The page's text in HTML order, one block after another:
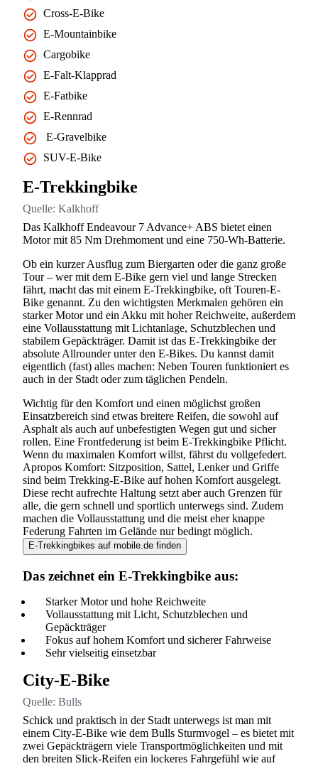
Cross-E-Bike
E-Mountainbike
Cargobike
E-Falt-Klapprad
E-Fatbike
E-Rennrad
E-Gravelbike
SUV-E-Bike
E-Trekkingbike
Quelle: Kalkhoff
Das Kalkhoff Endeavour 7 Advance+ ABS bietet einen
Motor mit 85 Nm Drehmoment und eine 750-Wh-Batterie.
Ob ein kurzer Ausflug zum Biergarten oder die ganz große
Tour – wer mit dem E-Bike gern viel und lange Strecken
fährt, macht das mit einem E-Trekkingbike, oft Touren-E-
Bike genannt. Zu den wichtigsten Merkmalen gehören ein
starker Motor und ein Akku mit hoher Reichweite, außerdem
eine Vollausstattung mit Lichtanlage, Schutzblechen und
stabilem Gepäckträger. Damit ist das E-Trekkingbike der
absolute Allrounder unter den E-Bikes. Du kannst damit
eigentlich (fast) alles machen: Neben Touren funktioniert es
auch in der Stadt oder zum täglichen Pendeln.
Wichtig für den Komfort und einen möglichst großen
Einsatzbereich sind etwas breitere Reifen, die sowohl auf
Asphalt als auch auf unbefestigten Wegen gut und sicher
rollen. Eine Frontfederung ist beim E-Trekkingbike Pflicht.
Wenn du maximalen Komfort willst, fährst du vollgefedert.
Apropos Komfort: Sitzposition, Sattel, Lenker und Griffe
sind beim Trekking-E-Bike auf hohen Komfort ausgelegt.
Diese recht aufrechte Haltung setzt aber auch Grenzen für
alle, die gern schnell und sportlich unterwegs sind. Zudem
machen die Vollausstattung und die meist eher knappe
Federung Fahrten im Gelände nur bedingt möglich.
E-Trekkingbikes auf mobile.de finden
Das zeichnet ein E-Trekkingbike aus:
Starker Motor und hohe Reichweite
Vollausstattung mit Licht, Schutzblechen und
Gepäckträger
Fokus auf hohem Komfort und sicherer Fahrweise
Sehr vielseitig einsetzbar
City-E-Bike
Quelle: Bulls
Schick und praktisch in der Stadt unterwegs ist man mit
einem City-E-Bike wie dem Bulls Sturmvogel – es bietet mit
zwei Gepäckträgern viele Transportmöglichkeiten und mit
den breiten Slick-Reifen ein lockeres Fahrgefühl wie auf